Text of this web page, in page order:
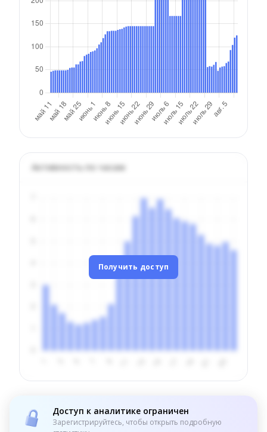
Активность по часам
Получить доступ
Доступ к аналитике ограничен
Зарегистрируйтесь, чтобы открыть подробную